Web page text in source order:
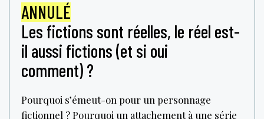
ANNULÉ
Les fictions sont réelles, le réel est-
il aussi fictions (et si oui
comment) ?
Pourquoi s’émeut-on pour un personnage
fictionnel ? Pourquoi un attachement à une série